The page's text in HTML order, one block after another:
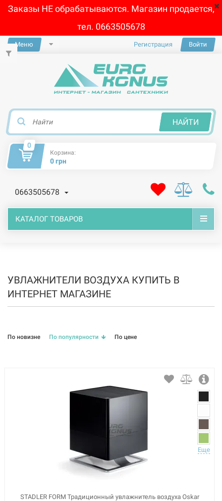
Заказы НЕ обрабатываются. Магазин продается,
тел. 0663505678
Меню Регистрация Войти
НАЙТИ
0
Корзина:
0 грн
0663505678
КАТАЛОГ ТОВАРОВ
УВЛАЖНИТЕЛИ ВОЗДУХА КУПИТЬ В
ИНТЕРНЕТ МАГАЗИНЕ
По новизне По популярности По цене
Еще
STADLER FORM Традиционный увлажнитель воздуха Oskar